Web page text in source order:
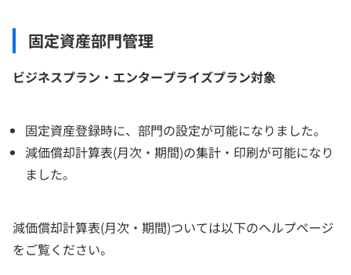
固定資産部門管理
ビジネスプラン・エンタープライズプラン対象
固定資産登録時に、部門の設定が可能になりました。
減価償却計算表(月次・期間)の集計・印刷が可能になり
ました。
減価償却計算表(月次・期間)ついては以下のヘルプページ
をご覧ください。